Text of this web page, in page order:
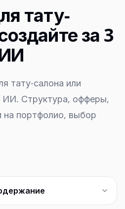
тату-
за 3
тату-салона или
Структура, офферы,
портфолио, выбор